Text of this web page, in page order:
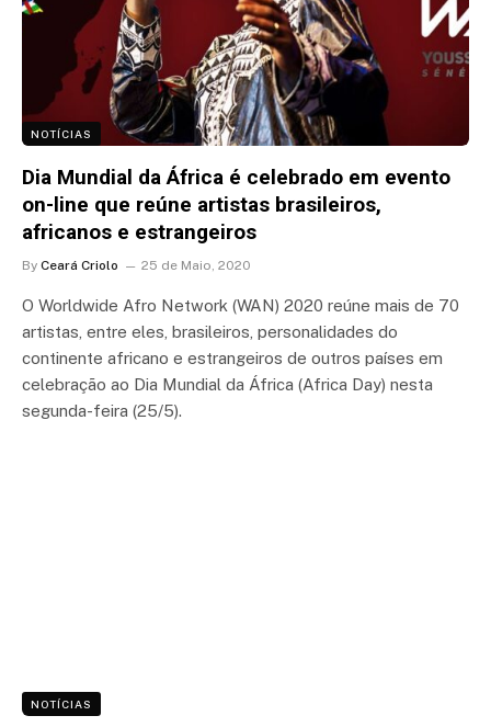
NOTÍCIAS
Dia Mundial da África é celebrado em evento
on-line que reúne artistas brasileiros,
africanos e estrangeiros
By Ceará Criolo 25 de Maio, 2020
O Worldwide Afro Network (WAN) 2020 reúne mais de 70
artistas, entre eles, brasileiros, personalidades do
continente africano e estrangeiros de outros países em
celebração ao Dia Mundial da África (Africa Day) nesta
segunda-feira (25/5).
NOTÍCIAS